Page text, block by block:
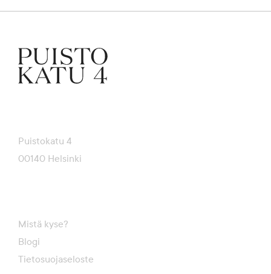
Puistokatu 4
00140 Helsinki
Mistä kyse?
Blogi
Tietosuojaseloste